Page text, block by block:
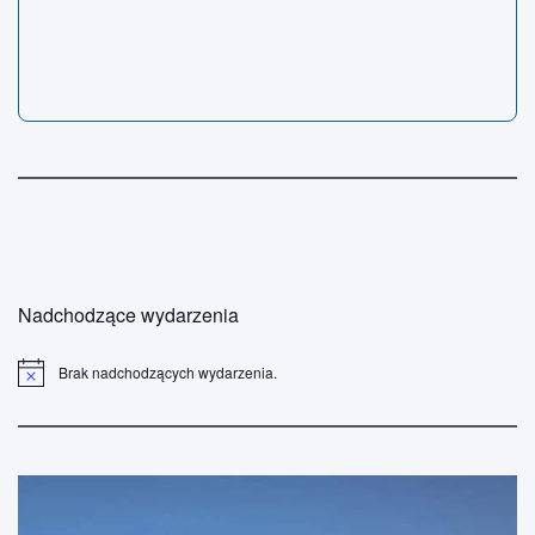
Nadchodzące wydarzenia
d
Brak nadchodzących wydarzenia.